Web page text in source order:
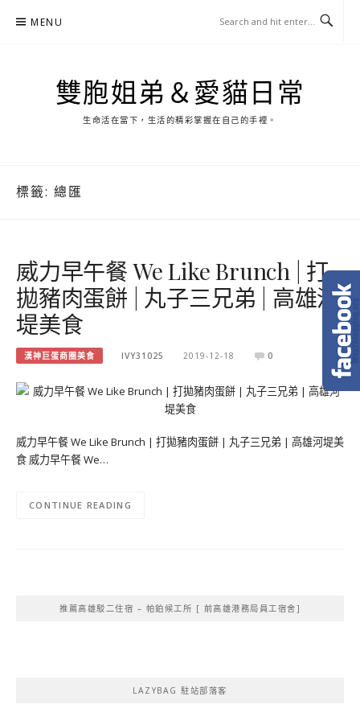
MENU
雙胞姐弟＆愛貓日常
生命活在當下，生活的精彩掌握在自己的手裡。
標籤: 總匯
威力早午餐 We Like Brunch | 打
拋豬肉蛋餅 | 丸子三兄弟 | 高雄河
堤美食
漢神巨蛋商圈美食 IVY31025 2019-12-18 0
威力早午餐 We Like Brunch | 打拋豬肉蛋餅 | 丸子三兄弟 | 高雄河堤美
食 威力早午餐 We…
CONTINUE READING
推薦高雄駁二住宿 – 帕鉑候工所 [ 前高雄港務局員工宿舍]
LAZYBAG 駐站部落客